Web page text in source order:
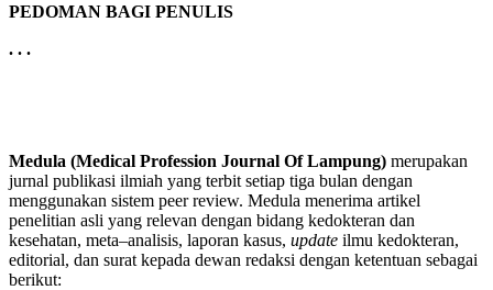
PEDOMAN BAGI PENULIS
. . .
Medula (Medical Profession Journal Of Lampung) merupakan
jurnal publikasi ilmiah yang terbit setiap tiga bulan dengan
menggunakan sistem peer review. Medula menerima artikel
penelitian asli yang relevan dengan bidang kedokteran dan
kesehatan, meta–analisis, laporan kasus, update ilmu kedokteran,
editorial, dan surat kepada dewan redaksi dengan ketentuan sebagai
berikut: